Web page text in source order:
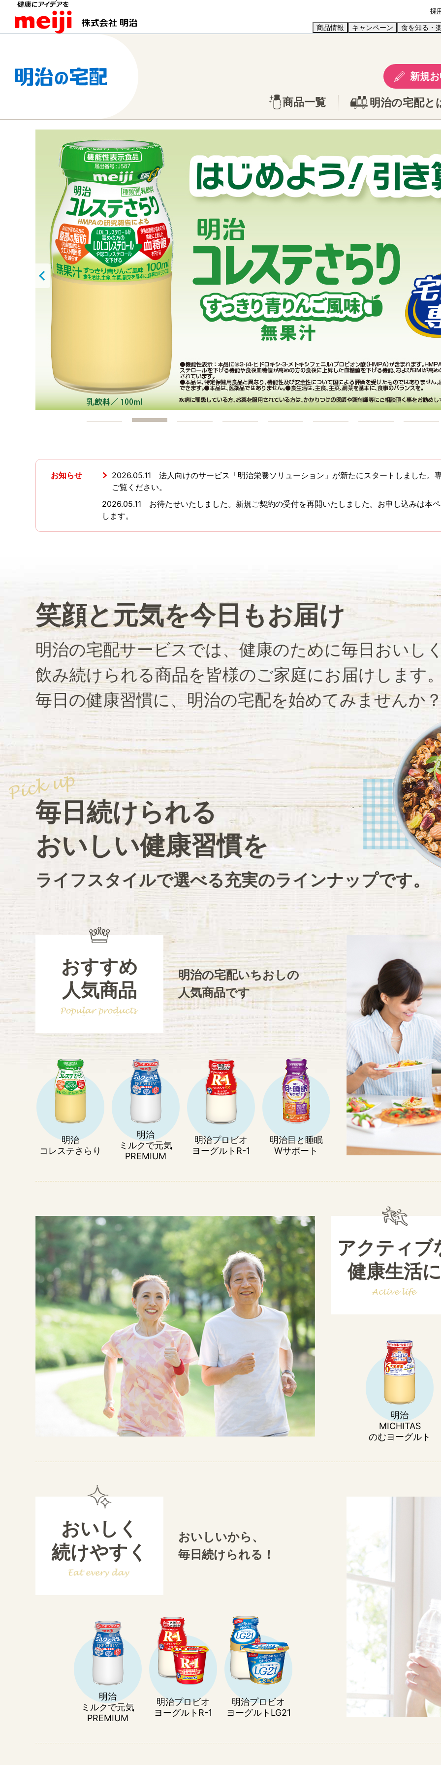
商品情報 キャンペーン 食を知る・
採
商品一覧 明治の宅配と
新規
お知らせ
2026.05.11 法人向けのサービス「明治栄養ソリューション」が新たにスタートしました。
ご覧ください。
2026.05.11 お待たせいたしました。新規ご契約の受付を再開いたしました。お申し込みは本
します。
笑顔と元気を今日もお届け
明治の宅配サービスでは、健康のために毎日おいし
飲み続けられる商品を皆様のご家庭にお届けします
毎日の健康習慣に、明治の宅配を始めてみませんか
毎日続けられる
おいしい健康習慣を
ライフスタイルで選べる充実のラインナップです。
おすすめ
人気商品
明治の宅配いちおしの
人気商品です
明治
コレステさらり
明治
ミルクで元気
PREMIUM
明治プロビオ
ヨーグルトR-1
明治目と睡眠
Wサポート
アクティブ
健康生活
明治
MICHITAS
のむヨーグルト
おいしく
続けやすく
おいしいから、
毎日続けられる！
明治
ミルクで元気
PREMIUM
明治プロビオ
ヨーグルトR-1
明治プロビオ
ヨーグルトLG21